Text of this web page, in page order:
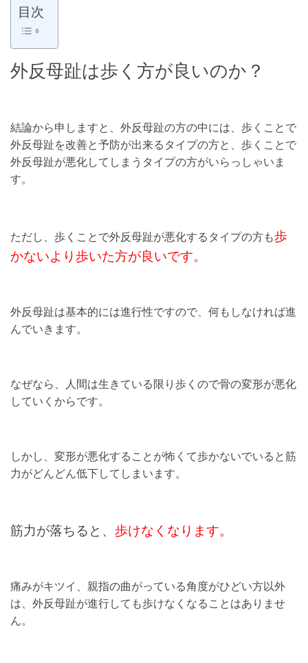
目次
外反母趾は歩く方が良いのか？
結論から申しますと、外反母趾の方の中には、歩くことで
外反母趾を改善と予防が出来るタイプの方と、歩くことで
外反母趾が悪化してしまうタイプの方がいらっしゃいま
す。
ただし、歩くことで外反母趾が悪化するタイプの方も歩
かないより歩いた方が良いです。
外反母趾は基本的には進行性ですので、何もしなければ進
んでいきます。
なぜなら、人間は生きている限り歩くので骨の変形が悪化
していくからです。
しかし、変形が悪化することが怖くて歩かないでいると筋
力がどんどん低下してしまいます。
筋力が落ちると、 歩けなくなります。
痛みがキツイ、親指の曲がっている角度がひどい方以外
は、外反母趾が進行しても歩けなくなることはありませ
ん。